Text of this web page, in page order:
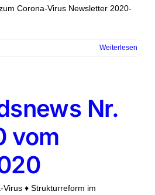
Corona-Virus Newsletter 2020-
Weiterlesen
Nr.
vom
♦ Strukturreform im